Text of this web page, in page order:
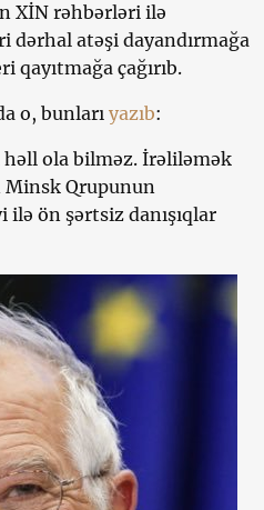
XİN rəhbərləri ilə
dərhal atəşi dayandırmağa
qayıtmağa çağırıb.
o, bunları yazıb:
ola bilməz. İrəliləmək
Qrupunun
ön şərtsiz danışıqlar